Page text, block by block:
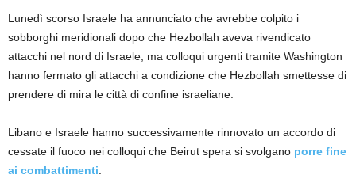
Lunedì scorso Israele ha annunciato che avrebbe colpito i
sobborghi meridionali dopo che Hezbollah aveva rivendicato
attacchi nel nord di Israele, ma colloqui urgenti tramite Washington
hanno fermato gli attacchi a condizione che Hezbollah smettesse di
prendere di mira le città di confine israeliane.
Libano e Israele hanno successivamente rinnovato un accordo di
cessate il fuoco nei colloqui che Beirut spera si svolgano porre fine
ai combattimenti